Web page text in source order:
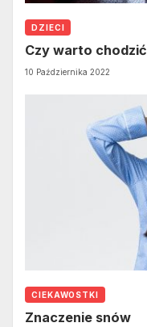
DZIECI
Czy warto
10 Października 2022
CIEKAWOSTKI
Znaczenie snów